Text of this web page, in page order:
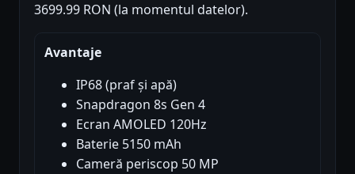
3699.99 RON (la momentul datelor).
Avantaje
IP68 (praf și apă)
Snapdragon 8s Gen 4
Ecran AMOLED 120Hz
Baterie 5150 mAh
Cameră periscop 50 MP